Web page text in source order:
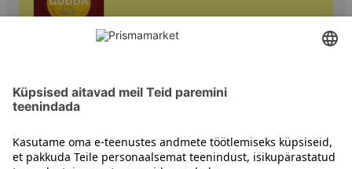
Gouda juustud